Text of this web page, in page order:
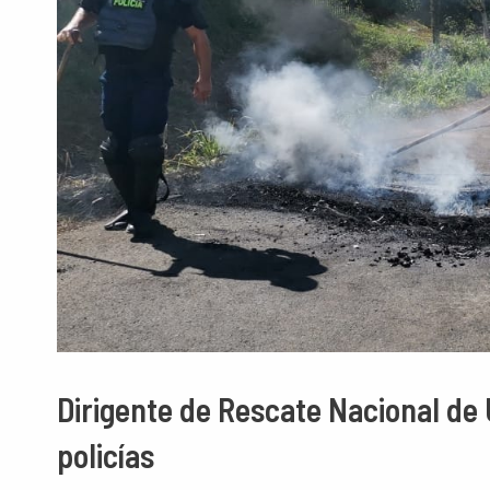
Dirigente de Rescate Nacional
policías